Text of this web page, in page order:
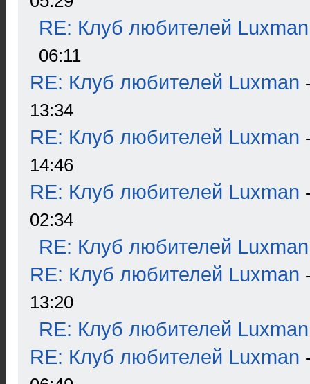
RE: Клуб любителей Luxman
06:11
RE: Клуб любителей Luxman
13:34
RE: Клуб любителей Luxman
14:46
RE: Клуб любителей Luxman
02:34
RE: Клуб любителей Luxman
RE: Клуб любителей Luxman
13:20
RE: Клуб любителей Luxman
RE: Клуб любителей Luxman